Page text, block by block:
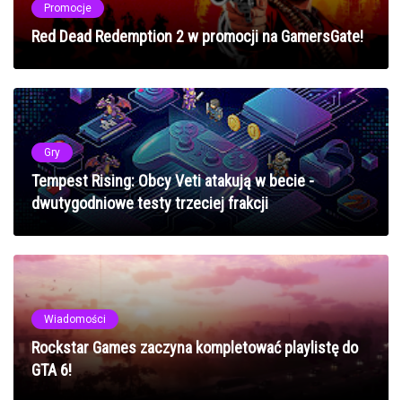
Promocje
Red Dead Redemption 2 w promocji na GamersGate!
Gry
Tempest Rising: Obcy Veti atakują w becie -
dwutygodniowe testy trzeciej frakcji
Wiadomości
Rockstar Games zaczyna kompletować playlistę do
GTA 6!